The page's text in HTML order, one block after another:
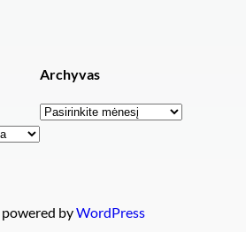
Archyvas
Archyvai
byWordPress